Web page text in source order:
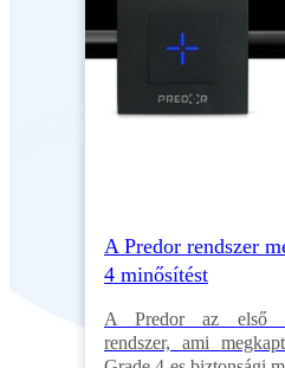
A Predor rendszer
4 minősítést
A Predor az első
rendszer, ami